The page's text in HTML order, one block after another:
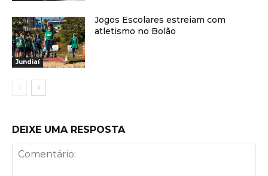
Jundiaí
Jogos Escolares estreiam com
atletismo no Bolão
DEIXE UMA RESPOSTA